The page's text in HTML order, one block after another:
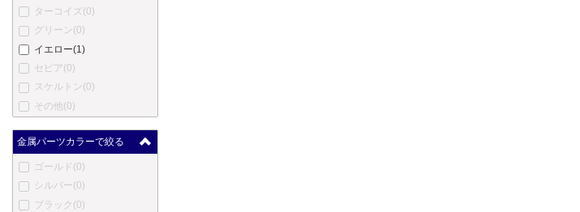
バーバーリー(0)
ブルガリ (0)
カンポマルツィオ
カーター(0)
ショーメ (0)
クリスチャン・ディオール
クレオ スクリベント
ターコイズ(0)
グリーン (0)
イエロー(1)
セピア(0)
スケルトン (0)
その他(0)
金属パーツカラーで絞る
ゴールド (0)
シルバー(0)
ブラック (0)